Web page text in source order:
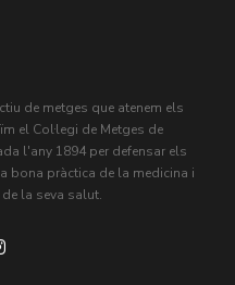
de metges que atenem els
el Col·legi de Metges de
l'any 1894 per defensar els
bona pràctica de la medicina i
la seva salut.